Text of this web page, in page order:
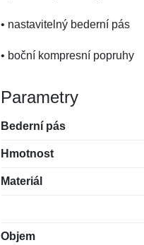
• nastavitelný bederní pás
• boční kompresní popruhy
Parametry
Bederní pás
Hmotnost
Materiál
Objem